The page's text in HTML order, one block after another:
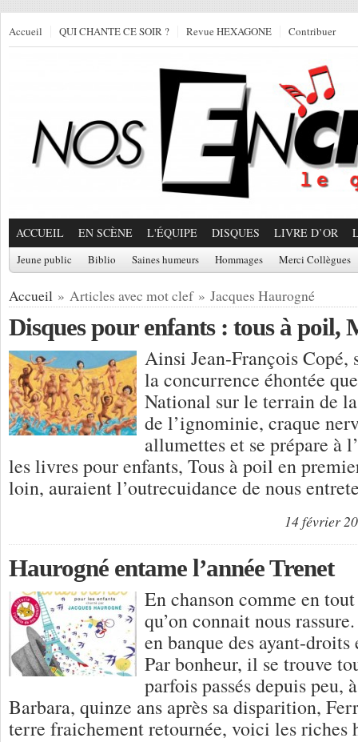
Accueil QUI CHANTE CE SOIR ? Revue HEXAGONE Contribuer
ACCUEIL EN SCÈNE L'ÉQUIPE DISQUES LIVRE D’OR
Jeune public Biblio Saines humeurs Hommages Merci Collègues
Accueil » Articles avec mot clef » Jacques Haurogné
Disques pour enfants : tous à poil,
Ainsi Jean-François Copé,
la concurrence éhontée
National sur le terrain de
de l’ignominie, craque
allumettes et se prépare à
les livres pour enfants, Tous à poil en
loin, auraient l’outrecuidance de nous
14 février
Haurogné entame l’année Trenet
En chanson comme en
qu’on connait nous
en banque des ayant-
Par bonheur, il se trouve
parfois passés depuis peu,
Barbara, quinze ans après sa disparition,
terre fraichement retournée, voici les